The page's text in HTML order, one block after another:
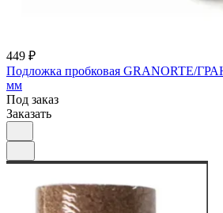
449 ₽
Подложка пробковая GRANORTE/
мм
Под заказ
Заказать